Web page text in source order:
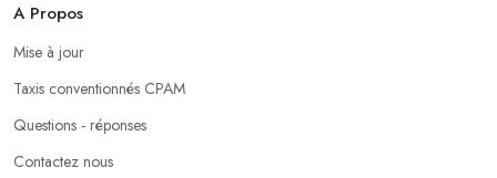
A Propos
Mise à jour
Taxis conventionnés CPAM
Questions - réponses
Contactez nous